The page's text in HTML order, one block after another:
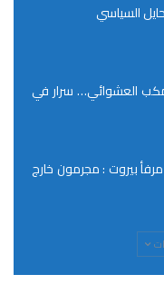
السياسي
العشوائي… سرار في
بيروت : مجرمون خارج